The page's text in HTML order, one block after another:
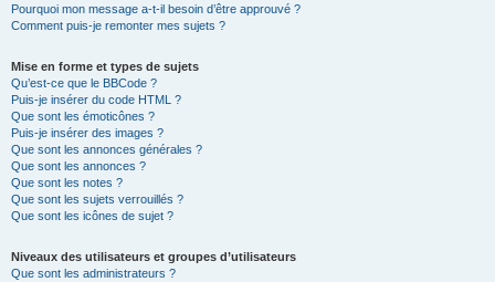
Pourquoi mon message a-t-il besoin d’être approuvé ?
Comment puis-je remonter mes sujets ?
Mise en forme et types de sujets
Qu’est-ce que le BBCode ?
Puis-je insérer du code HTML ?
Que sont les émoticônes ?
Puis-je insérer des images ?
Que sont les annonces générales ?
Que sont les annonces ?
Que sont les notes ?
Que sont les sujets verrouillés ?
Que sont les icônes de sujet ?
Niveaux des utilisateurs et groupes d’utilisateurs
Que sont les administrateurs ?